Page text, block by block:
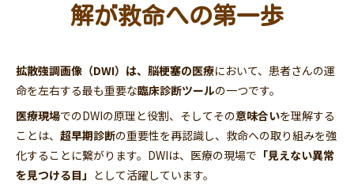
解が救命への第一歩
拡散強調画像（DWI）は、脳梗塞の医療において、患者さんの運
命を左右する最も重要な臨床診断ツールの一つです。
医療現場でのDWIの原理と役割、そしてその意味合いを理解する
ことは、 超早期診断の重要性を再認識し、救命への取り組みを強
化することに繋がります。DWIは、医療の現場で 「見えない異常
を見つける目」 として活躍しています。